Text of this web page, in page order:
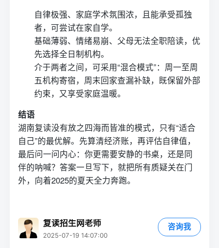
自律极强、家庭学术氛围浓，且能承受孤独
者，可尝试在家自学。
基础薄弱、情绪易崩、父母无法全职陪读，优
先选择全日制机构。
介于两者之间，可采用“混合模式”：周一至周
五机构寄宿，周末回家查漏补缺，既保留外部
约束，又享受家庭温暖。
结语
湖南复读没有放之四海而皆准的模式，只有“适合
自己”的最优解。先算清经济账，再评估自律值，
最后问一问内心：你更需要安静的书桌，还是同
伴的呐喊？答案一旦写下，就把所有质疑关在门
外，向着2025的夏天全力奔跑。
复读招生网老师
2025-07-19 14:07:00
咨询我